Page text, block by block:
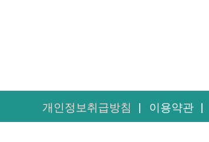
개인정보취급방침 이용약관